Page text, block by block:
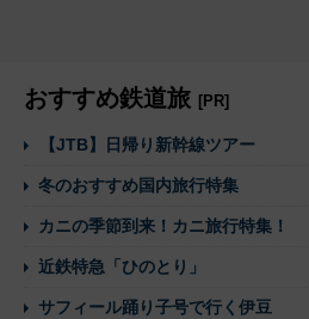
おすすめ鉄道旅 [PR]
【JTB】日帰り新幹線ツアー
冬のおすすめ国内旅行特集
カニの季節到来！カニ旅行特集！
近鉄特急「ひのとり」
サフィール踊り子号で行く伊豆